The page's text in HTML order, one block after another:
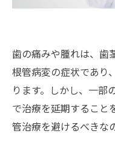
歯の痛みや腫れは、歯
根管病変の症状であり
ります。しかし、一部
で治療を延期すること
管治療を避けるべきな